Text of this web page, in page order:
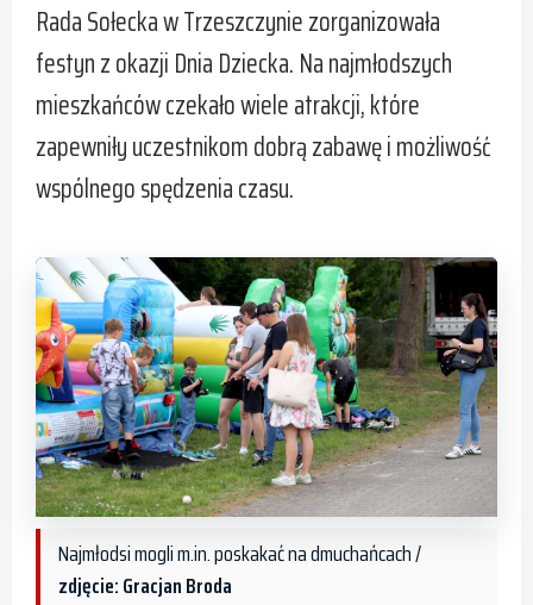
Rada Sołecka w Trzeszczynie zorganizowała
festyn z okazji Dnia Dziecka. Na najmłodszych
mieszkańców czekało wiele atrakcji, które
zapewniły uczestnikom dobrą zabawę i możliwość
wspólnego spędzenia czasu.
Najmłodsi mogli m.in. poskakać na dmuchańcach /
zdjęcie: Gracjan Broda